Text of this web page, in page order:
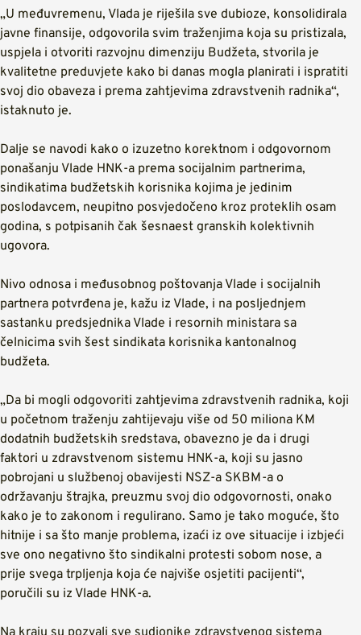
„U međuvremenu, Vlada je riješila sve dubioze, konsolidirala
javne finansije, odgovorila svim traženjima koja su pristizala,
uspjela i otvoriti razvojnu dimenziju Budžeta, stvorila je
kvalitetne preduvjete kako bi danas mogla planirati i ispratiti
svoj dio obaveza i prema zahtjevima zdravstvenih radnika“,
istaknuto je.
Dalje se navodi kako o izuzetno korektnom i odgovornom
ponašanju Vlade HNK-a prema socijalnim partnerima,
sindikatima budžetskih korisnika kojima je jedinim
poslodavcem, neupitno posvjedočeno kroz proteklih osam
godina, s potpisanih čak šesnaest granskih kolektivnih
ugovora.
Nivo odnosa i međusobnog poštovanja Vlade i socijalnih
partnera potvrđena je, kažu iz Vlade, i na posljednjem
sastanku predsjednika Vlade i resornih ministara sa
čelnicima svih šest sindikata korisnika kantonalnog
budžeta.
„Da bi mogli odgovoriti zahtjevima zdravstvenih radnika, koji
u početnom traženju zahtijevaju više od 50 miliona KM
dodatnih budžetskih sredstava, obavezno je da i drugi
faktori u zdravstvenom sistemu HNK-a, koji su jasno
pobrojani u službenoj obavijesti NSZ-a SKBM-a o
održavanju štrajka, preuzmu svoj dio odgovornosti, onako
kako je to zakonom i regulirano. Samo je tako moguće, što
hitnije i sa što manje problema, izaći iz ove situacije i izbjeći
sve ono negativno što sindikalni protesti sobom nose, a
prije svega trpljenja koja će najviše osjetiti pacijenti“,
poručili su iz Vlade HNK-a.